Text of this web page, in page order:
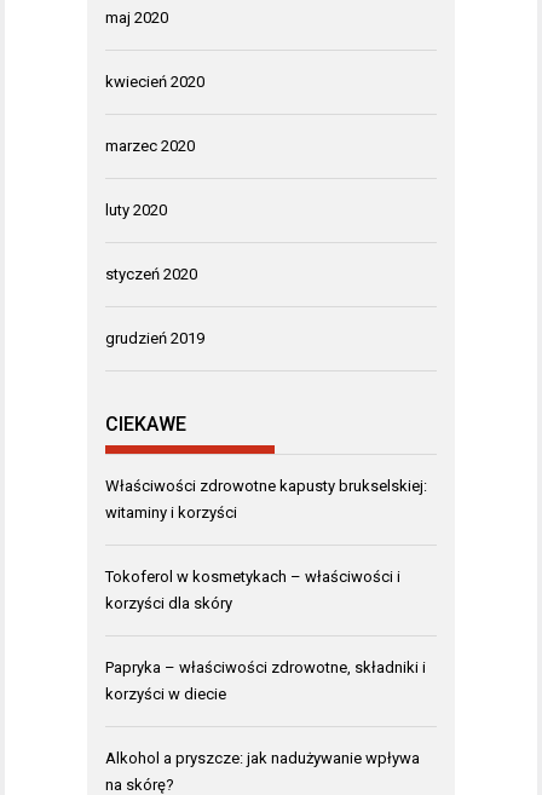
maj 2020
kwiecień 2020
marzec 2020
luty 2020
styczeń 2020
grudzień 2019
CIEKAWE
Właściwości zdrowotne kapusty brukselskiej:
witaminy i korzyści
Tokoferol w kosmetykach – właściwości i
korzyści dla skóry
Papryka – właściwości zdrowotne, składniki i
korzyści w diecie
Alkohol a pryszcze: jak nadużywanie wpływa
na skórę?